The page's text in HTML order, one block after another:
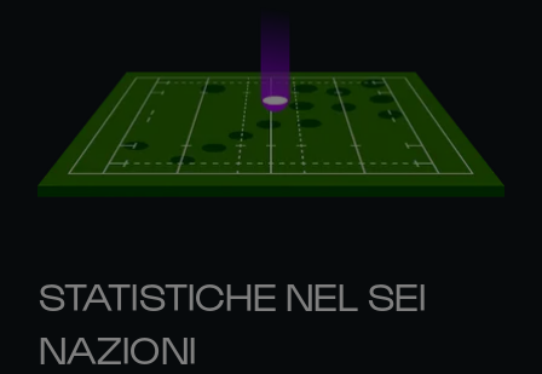
STATISTICHE NEL SEI
NAZIONI